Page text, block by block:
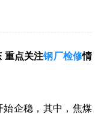
重点关注钢厂检修情
始企稳，其中，焦煤